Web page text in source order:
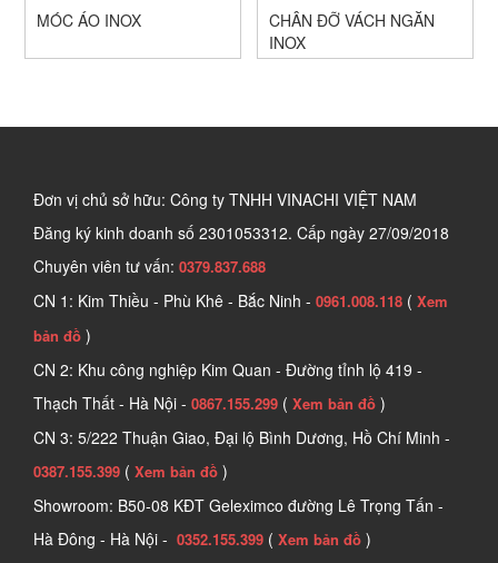
MÓC ÁO INOX
CHÂN ĐỠ VÁCH NGĂN
INOX
Đơn vị chủ sở hữu: Công ty TNHH VINACHI VIỆT NAM
Đăng ký kinh doanh số 2301053312. Cấp ngày 27/09/2018
Chuyên viên tư vấn: 0379.837.688
CN 1: Kim Thiều - Phù Khê - Bắc Ninh - 0961.008.118 ( Xem
bản đồ )
CN 2: Khu công nghiệp Kim Quan - Đường tỉnh lộ 419 -
Thạch Thất - Hà Nội - 0867.155.299 ( Xem bản đồ )
CN 3: 5/222 Thuận Giao, Đại lộ Bình Dương, Hồ Chí Minh -
0387.155.399 ( Xem bản đồ )
Showroom: B50-08 KĐT Geleximco đường Lê Trọng Tấn -
Hà Đông - Hà Nội - 0352.155.399 ( Xem bản đồ )